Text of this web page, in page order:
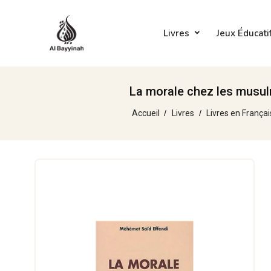
Livres Jeux
La morale chez les
Accueil Livres Livres en